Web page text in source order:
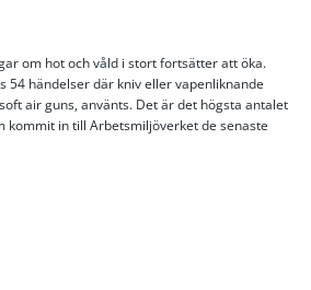
om hot och våld i stort fortsätter att öka.
54 händelser där kniv eller vapenliknande
air guns, använts. Det är det högsta antalet
kommit in till Arbetsmiljöverket de senaste